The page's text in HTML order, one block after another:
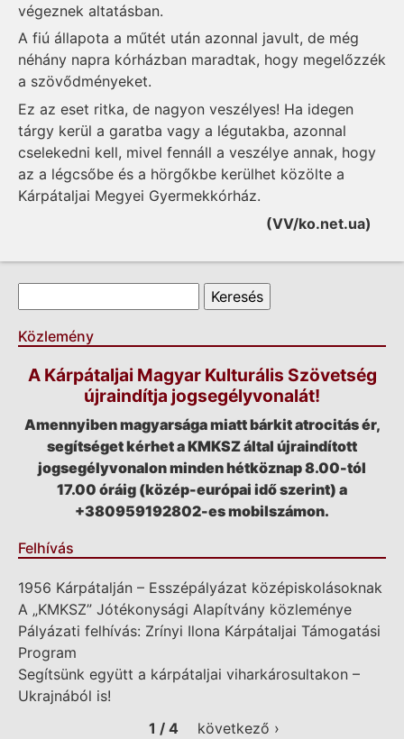
végeznek altatásban.
A fiú állapota a műtét után azonnal javult, de még
néhány napra kórházban maradtak, hogy megelőzzék
a szövődményeket.
Ez az eset ritka, de nagyon veszélyes! Ha idegen
tárgy kerül a garatba vagy a légutakba, azonnal
cselekedni kell, mivel fennáll a veszélye annak, hogy
az a légcsőbe és a hörgőkbe kerülhet közölte a
Kárpátaljai Megyei Gyermekkórház.
(VV/ko.net.ua)
Keresés űrlap
Keresés
Közlemény
A Kárpátaljai Magyar Kulturális Szövetség
újraindítja jogsegélyvonalát!
Amennyiben magyarsága miatt bárkit atrocitás ér,
segítséget kérhet a KMKSZ által újraindított
jogsegélyvonalon minden hétköznap 8.00-tól
17.00 óráig (közép-európai idő szerint) a
+380959192802-es mobilszámon.
Felhívás
1956 Kárpátalján – Esszépályázat középiskolásoknak
A „KMKSZ” Jótékonysági Alapítvány közleménye
Pályázati felhívás: Zrínyi Ilona Kárpátaljai Támogatási
Program
Segítsünk együtt a kárpátaljai viharkárosultakon –
Ukrajnából is!
1 / 4
következő ›